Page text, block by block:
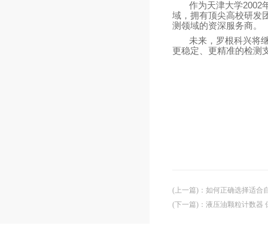
作为天津大学2002
域，拥有顶尖高校研发
测领域的资深服务商。
未来，罗根科兴将
更稳定、更精准的检测
(上一篇) ： 如何正确选择适合
(下一篇) ： 液压油颗粒计数器